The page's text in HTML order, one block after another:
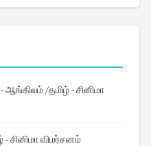
ஆங்கிலம் /தமிழ் - சினிமா
- சினிமா விமர்சனம்